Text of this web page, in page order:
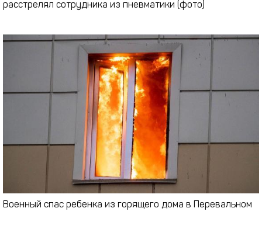
расстрелял сотрудника из пневматики (фото)
Военный спас ребенка из горящего дома в Перевальном